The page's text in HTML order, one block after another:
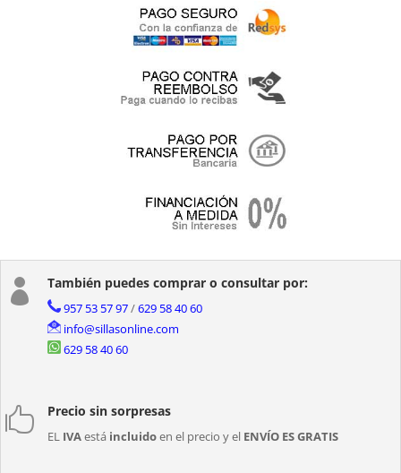
 También puedes comprar o consultar por:
957 53 57 97/629 58 40 60
info@sillasonline.com
629 58 40 60
 Precio sin sorpresas
EL IVAestá incluidoen el precio y el ENVÍO ES GRATIS